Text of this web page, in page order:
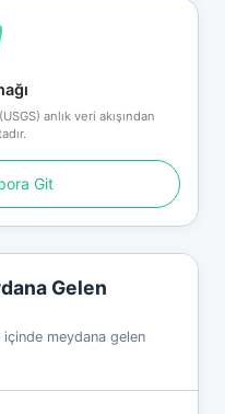
anlık veri akışından
Git
Gelen
içinde meydana gelen